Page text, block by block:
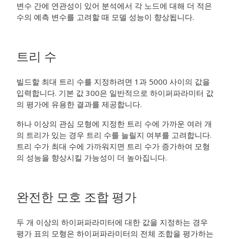
변수 간에 연관성이 있어 분석에서 각 노드에 대해 더 적은
수의 예측 변수를 고려할 때 모델 성능이 향상됩니다.
트리 수
빌드할 최대 트리 수를 지정하려면 1과 5000 사이의 값을
입력합니다. 기본 값 300은 일반적으로 하이퍼파라미터 값
의 평가에 유용한 결과를 제공합니다.
하나 이상의 관심 모형에 지정한 트리 수에 가까운 여러 개
의 트리가 있는 경우 트리 수를 늘릴지 여부를 고려합니다.
트리 수가 최대 수에 가까워지면 트리 수가 증가하여 모형
의 성능을 향상시킬 가능성이 더 높아집니다.
완전한 모호 조합 평가
두 개 이상의 하이퍼파라미터에 대한 값을 지정하는 경우
평가 표의 모형은 하이퍼파라미터의 전체 조합을 평가하는